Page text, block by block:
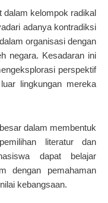
dalam kelompok radikal
adanya kontradiksi
organisasi dengan
negara. Kesadaran ini
perspektif
lingkungan mereka
dalam membentuk
literatur dan
dapat belajar
dengan pemahaman
kebangsaan.